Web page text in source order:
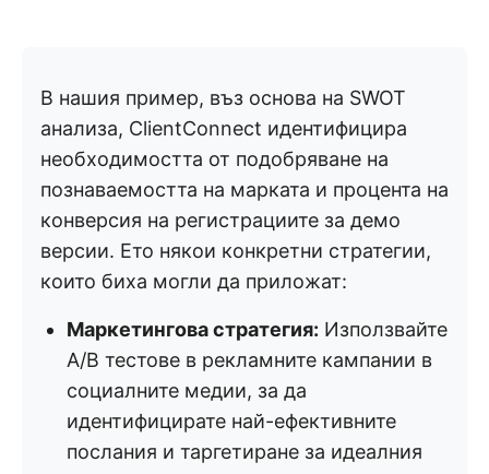
В нашия пример, въз основа на SWOT
анализа, ClientConnect идентифицира
необходимостта от подобряване на
познаваемостта на марката и процента на
конверсия на регистрациите за демо
версии. Ето някои конкретни стратегии,
които биха могли да приложат:
Маркетингова стратегия: Използвайте
A/B тестове в рекламните кампании в
социалните медии, за да
идентифицирате най-ефективните
послания и таргетиране за идеалния